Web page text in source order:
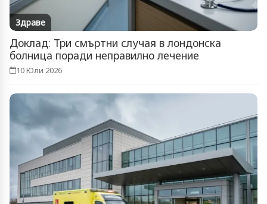
Здраве
Доклад: Три смъртни случая в лондонска
болница поради неправилно лечение
10 Юли 2026